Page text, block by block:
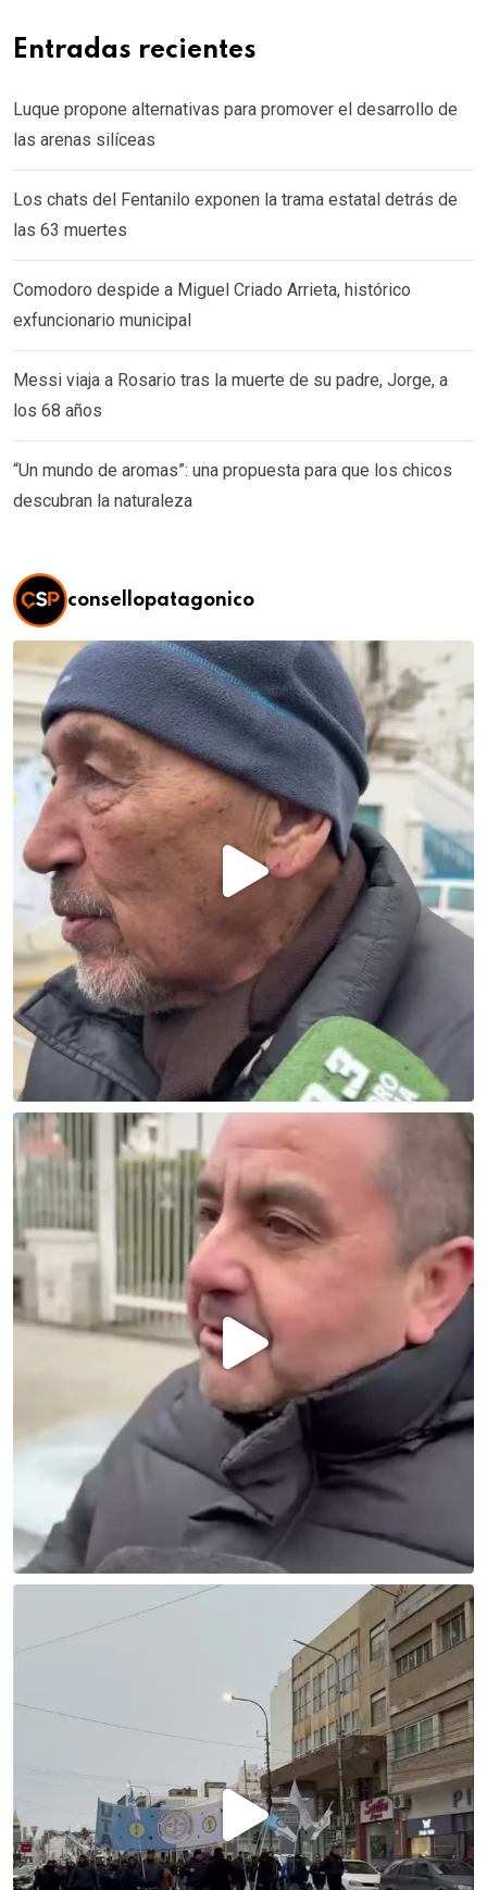
Entradas recientes
Luque propone alternativas para promover el desarrollo de
las arenas silíceas
Los chats del Fentanilo exponen la trama estatal detrás de
las 63 muertes
Comodoro despide a Miguel Criado Arrieta, histórico
exfuncionario municipal
Messi viaja a Rosario tras la muerte de su padre, Jorge, a
los 68 años
“Un mundo de aromas”: una propuesta para que los chicos
descubran la naturaleza
consellopatagonico